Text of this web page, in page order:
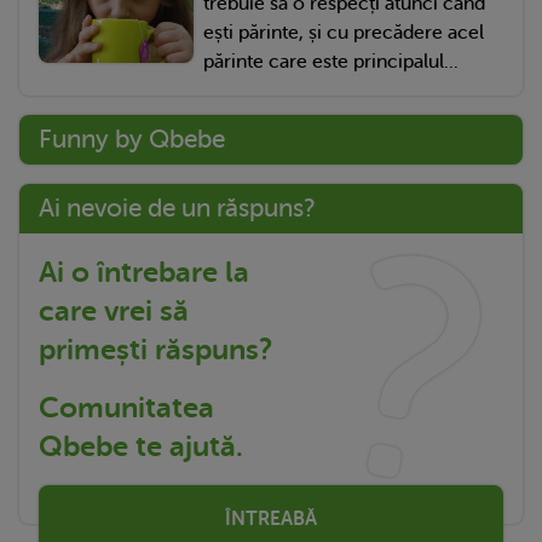
ești părinte, și cu precădere acel
părinte care este principalul...
Funny by Qbebe
Ai nevoie de un răspuns?
Ai o întrebare la
care vrei să
primești răspuns?
Comunitatea
Qbebe te ajută.
ÎNTREABĂ